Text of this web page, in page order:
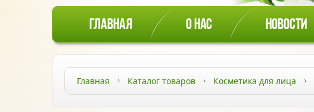
ГЛАВНАЯ О НАС НОВОСТИ
Главная Каталог товаров Косметика для лица